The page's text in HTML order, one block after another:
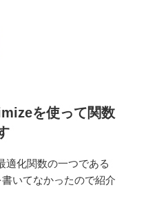
を使って関数
適化関数の一つである
いてなかったので紹介